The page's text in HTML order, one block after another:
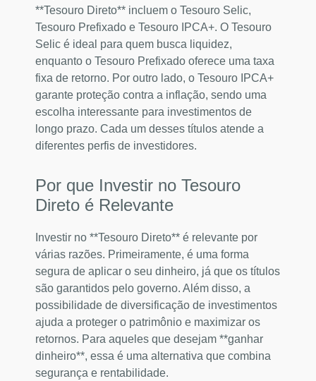
**Tesouro Direto** incluem o Tesouro Selic,
Tesouro Prefixado e Tesouro IPCA+. O Tesouro
Selic é ideal para quem busca liquidez,
enquanto o Tesouro Prefixado oferece uma taxa
fixa de retorno. Por outro lado, o Tesouro IPCA+
garante proteção contra a inflação, sendo uma
escolha interessante para investimentos de
longo prazo. Cada um desses títulos atende a
diferentes perfis de investidores.
Por que Investir no Tesouro
Direto é Relevante
Investir no **Tesouro Direto** é relevante por
várias razões. Primeiramente, é uma forma
segura de aplicar o seu dinheiro, já que os títulos
são garantidos pelo governo. Além disso, a
possibilidade de diversificação de investimentos
ajuda a proteger o patrimônio e maximizar os
retornos. Para aqueles que desejam **ganhar
dinheiro**, essa é uma alternativa que combina
segurança e rentabilidade.